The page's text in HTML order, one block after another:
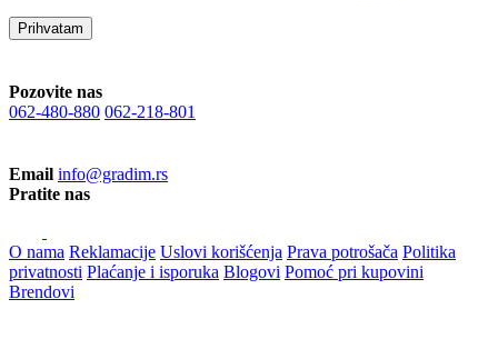
Prihvatam
Pozovite nas
062-480-880 062-218-801
Email info@gradim.rs
Pratite nas
O nama Reklamacije Uslovi korišćenja Prava potrošača Politika
privatnosti Plaćanje i isporuka Blogovi Pomoć pri kupovini
Brendovi